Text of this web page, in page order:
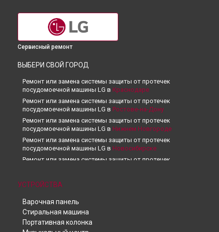
Сервисный ремонт
ВЫБЕРИ СВОЙ ГОРОД
Ремонт или замена системы защиты от протечек
посудомоечной машины LG в Краснодаре
Ремонт или замена системы защиты от протечек
посудомоечной машины LG в Ростове-на-Дону
Ремонт или замена системы защиты от протечек
посудомоечной машины LG в Нижнем Новгороде
Ремонт или замена системы защиты от протечек
посудомоечной машины LG в Новосибирске
Ремонт или замена системы защиты от протечек
Ремонт или замена системы защиты от протечек
посудомоечной машины LG в
Ремонт или замена системы защиты от протечек
посудомоечной машины LG в
Ремонт или замена системы защиты от протечек
посудомоечной машины LG в
УСТРОЙСТВА
Варочная панель
Стиральная машина
Портативная колонка